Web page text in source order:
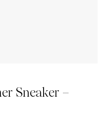
Sneaker –